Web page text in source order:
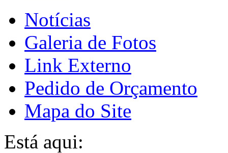
Notícias
Galeria de Fotos
Link Externo
Pedido de Orçamento
Mapa do Site
Está aqui: